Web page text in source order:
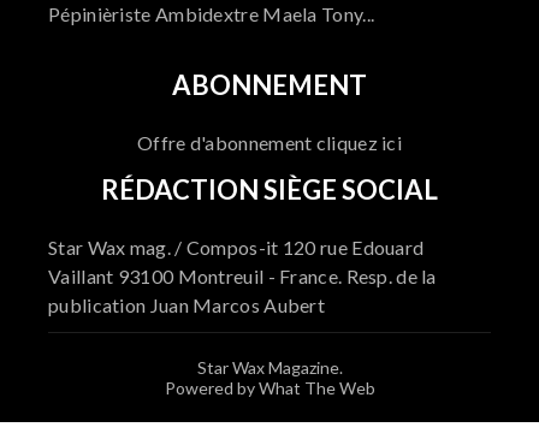
Pépinièriste Ambidextre Maela Tony...
ABONNEMENT
Offre d'abonnement cliquez ici
RÉDACTION SIÈGE SOCIAL
Star Wax mag. / Compos-it 120 rue Edouard
Vaillant 93100 Montreuil - France. Resp. de la
publication Juan Marcos Aubert
Star Wax Magazine.
Powered by What The Web